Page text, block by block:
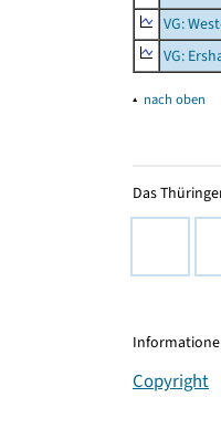
VG:
VG:
▴ nach oben
Das
Copyright